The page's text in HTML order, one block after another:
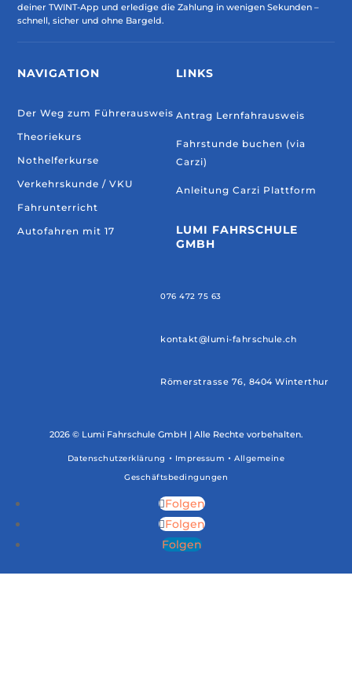
deiner TWINT-App und erledige die Zahlung in wenigen Sekunden –
schnell, sicher und ohne Bargeld.
NAVIGATION
Der Weg zum Führerausweis
Theoriekurs
Nothelferkurse
Verkehrskunde / VKU
Fahrunterricht
Autofahren mit 17
LINKS
Antrag Lernfahrausweis
Fahrstunde buchen (via
Carzi)
Anleitung Carzi Plattform
LUMI FAHRSCHULE
GMBH
076 472 75 63
kontakt@lumi-fahrschule.ch
Römerstrasse 76, 8404 Winterthur
2026 © Lumi Fahrschule GmbH | Alle Rechte vorbehalten.
Datenschutzerklärung • Impressum • Allgemeine
Geschäftsbedingungen
Folgen
Folgen
Folgen